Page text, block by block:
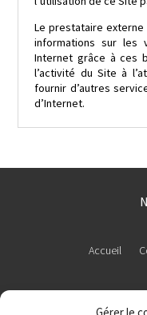
Le prestataire
informations sur les
Internet grâce à ces
l’activité du Site à
fournir d’autres
d’Internet.
Accueil